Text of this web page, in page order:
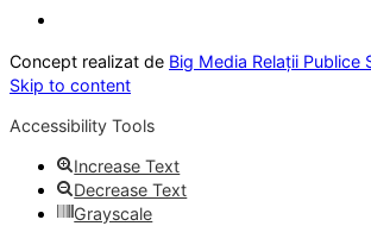
Concept realizat de Big Media Relații Publice
Skip to content
Accessibility Tools
Increase Text
Decrease Text
Grayscale